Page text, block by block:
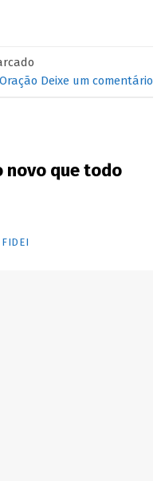
Deixe um comentário
novo que todo
FIDEI